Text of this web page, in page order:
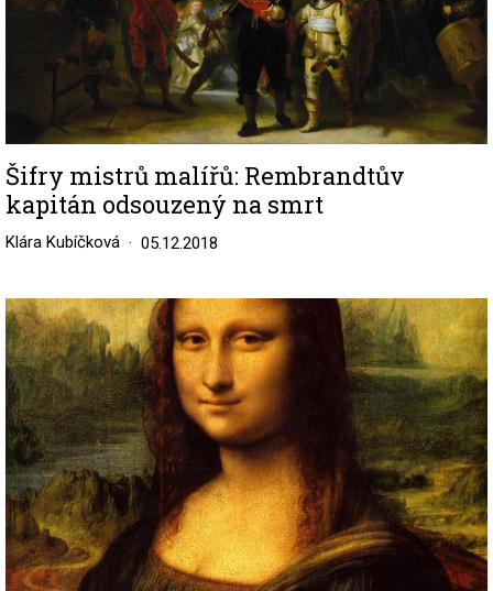
Šifry mistrů malířů: Rembrandtův
kapitán odsouzený na smrt
Klára Kubíčková 05.12.2018
Image